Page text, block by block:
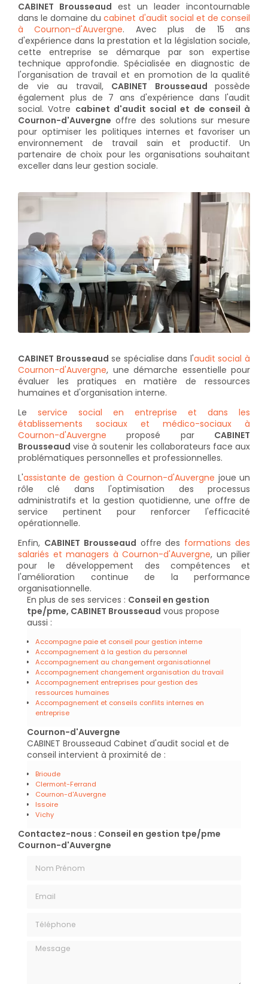
CABINET Brousseaud est un leader incontournable
dans le domaine ducabinet d'audit social et de conseil
à Cournon-d'Auvergne. Avec plus de 15 ans
d'expérience dans la prestation et la législation sociale,
cette entreprise se démarque par son expertise
technique approfondie. Spécialisée en diagnostic de
l'organisation de travail et en promotion de la qualité
de vie au travail, CABINET Brousseaud possède
également plus de 7 ans d'expérience dans l'audit
social. Votre cabinet d'audit social et de conseil à
Cournon-d'Auvergne offre des solutions sur mesure
pour optimiser les politiques internes et favoriser un
environnement de travail sain et productif. Un
partenaire de choix pour les organisations souhaitant
exceller dans leur gestion sociale.
CABINET Brousseaud se spécialise dans l'audit social à
Cournon-d'Auvergne, une démarche essentielle pour
évaluer les pratiques en matière de ressources
humaines et d'organisation interne.
Le service social en entreprise et dans les
établissements sociaux et médico-sociaux à
Cournon-d'Auvergne proposé par CABINET
Brousseaud vise à soutenir les collaborateurs face aux
problématiques personnelles et professionnelles.
L'assistante de gestion à Cournon-d'Auvergne joue un
rôle clé dans l'optimisation des processus
administratifs et la gestion quotidienne, une offre de
service pertinent pour renforcer l'efficacité
opérationnelle.
Enfin, CABINET Brousseaud offre des formations des
salariés et managers à Cournon-d'Auvergne, un pilier
pour le développement des compétences et
l'amélioration continue de la performance
organisationnelle.
En plus de ses services : Conseil en gestion
tpe/pme, CABINET Brousseaud vous propose
aussi :
Accompagne paie et conseil pour gestion interne
Accompagnement à la gestion du personnel
Accompagnement au changement organisationnel
Accompagnement changement organisation du travail
Accompagnement entreprises pour gestion des
ressources humaines
Accompagnement et conseils conflits internes en
entreprise
Cournon-d'Auvergne
CABINET Brousseaud Cabinet d'audit social et de
conseil intervient à proximité de :
Brioude
Clermont-Ferrand
Cournon-d'Auvergne
Issoire
Vichy
Contactez-nous : Conseil en gestion tpe/pme
Cournon-d'Auvergne
Message